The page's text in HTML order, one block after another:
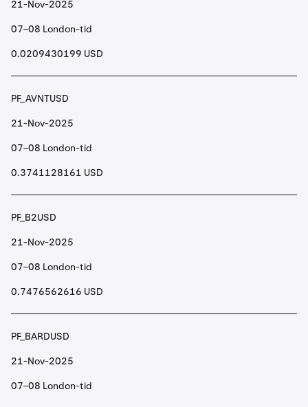
21-Nov-2025
07–08 London-tid
0.0209430199 USD
PF_AVNTUSD
21-Nov-2025
07–08 London-tid
0.3741128161 USD
PF_B2USD
21-Nov-2025
07–08 London-tid
0.7476562616 USD
PF_BARDUSD
21-Nov-2025
07–08 London-tid